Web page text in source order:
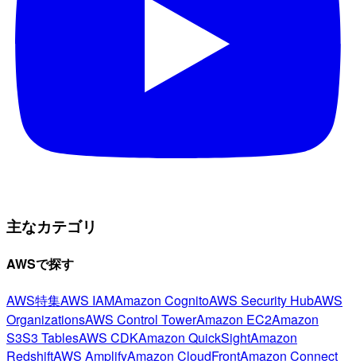
主なカテゴリ
AWSで探す
AWS特集AWS IAMAmazon CognitoAWS Security HubAWS
OrganizationsAWS Control TowerAmazon EC2Amazon
S3S3 TablesAWS CDKAmazon QuickSightAmazon
RedshiftAWS AmplifyAmazon CloudFrontAmazon Connect